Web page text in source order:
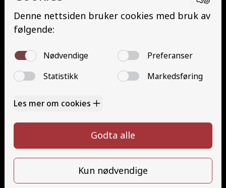
YSK Gods etterutdanning (EYDG)
Nettbasert teorikurs (Teorikurs)
Løfteredskap G11 (Løfteredskap G11)
Lastebilkran (G8) (Lastebilkran (G8))
Motorsykkel (A)
Kontakt
Priser
Elevside
Kontakt oss
info@halaasts.no
Følg oss